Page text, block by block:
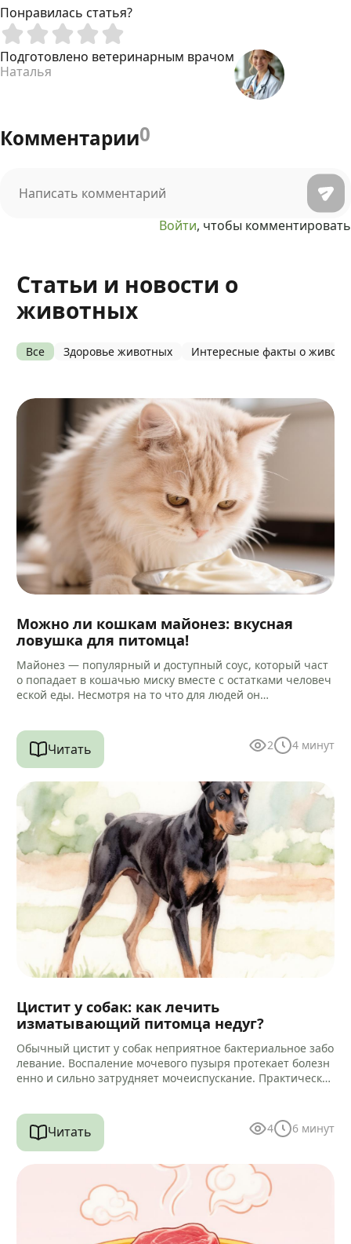
Понравилась статья?
Подготовлено ветеринарным врачом
Наталья
Комментарии0
Войти, чтобы комментировать
Статьи и новости о
животных
Все Здоровье животных Интересные факты о
Можно ли кошкам майонез: вкусная
ловушка для питомца!
Майонез — популярный и доступный соус, который част
о попадает в кошачью миску вместе с остатками человеч
еской еды. Несмотря на то что для людей он…
Читать 2 4 минут
Цистит у собак: как лечить
изматывающий питомца недуг?
Обычный цистит у собак неприятное бактериальное забо
левание. Воспаление мочевого пузыря протекает болезн
енно и сильно затрудняет мочеиспускание. Практически
Читать 4 6 минут